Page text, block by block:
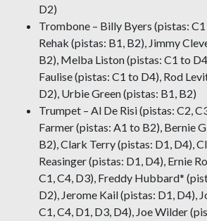
D2)
Trombone – Billy Byers (pistas:
Rehak (pistas: B1, B2), Jimmy
B2), Melba Liston (pistas: C1 to
Faulise (pistas: C1 to D4), Rod
D2), Urbie Green (pistas: B1, B2)
Trumpet – Al De Risi (pistas: C2,
Farmer (pistas: A1 to B2), Bernie
B2), Clark Terry (pistas: D1, D4),
Reasinger (pistas: D1, D4), Ernie
C1, C4, D3), Freddy Hubbard*
D2), Jerome Kail (pistas: D1, D4),
C1, C4, D1, D3, D4), Joe Wilder